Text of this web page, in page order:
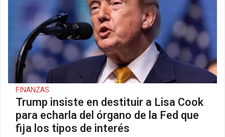
FINANZAS
Trump insiste en destituir a Lisa Cook
para echarla del órgano de la Fed que
fija los tipos de interés